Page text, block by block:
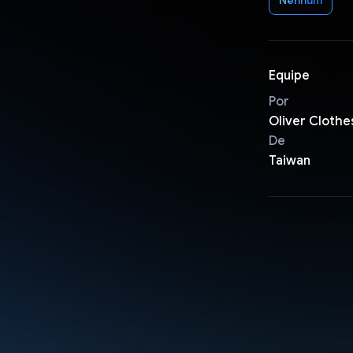
Equipe
Por
Oliver
De
Taiwan